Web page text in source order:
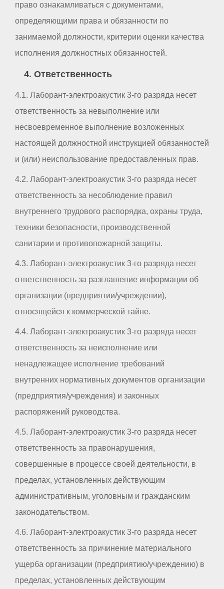
право ознакамливаться с документами,
определяющими права и обязанности по
занимаемой должности, критерии оценки качества
исполнения должностных обязанностей.
4. Ответственность
4.1. Лаборант-электроакустик 3-го разряда несет
ответственность за невыполнение или
несвоевременное выполнение возложенных
настоящей должностной инструкцией обязанностей
и (или) неиспользование предоставленных прав.
4.2. Лаборант-электроакустик 3-го разряда несет
ответственность за несоблюдение правил
внутреннего трудового распорядка, охраны труда,
техники безопасности, производственной
санитарии и противопожарной защиты.
4.3. Лаборант-электроакустик 3-го разряда несет
ответственность за разглашение информации об
организации (предприятии/учреждении),
относящейся к коммерческой тайне.
4.4. Лаборант-электроакустик 3-го разряда несет
ответственность за неисполнение или
ненадлежащее исполнение требований
внутренних нормативных документов организации
(предприятия/учреждения) и законных
распоряжений руководства.
4.5. Лаборант-электроакустик 3-го разряда несет
ответственность за правонарушения,
совершенные в процессе своей деятельности, в
пределах, установленных действующим
административным, уголовным и гражданским
законодательством.
4.6. Лаборант-электроакустик 3-го разряда несет
ответственность за причинение материального
ущерба организации (предприятию/учреждению) в
пределах, установленных действующим